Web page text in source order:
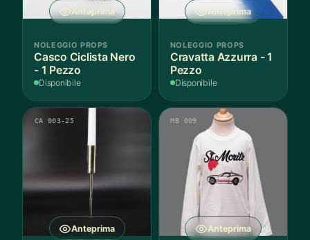
Anteprima
NOLEGGIO PROPS
Casco Ciclista Nero
- 1 Pezzo
Disponibile
Anteprima
NOLEGGIO PROPS
Cravatta Azzurra - 1
Pezzo
Disponibile
Anteprima
CA 003-25
Anteprima
MB 009